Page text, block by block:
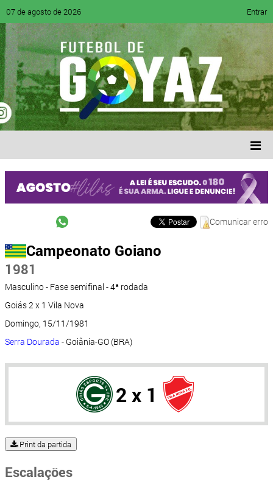
07 de agosto de 2026 Entrar
Comunicar erro
Campeonato Goiano
1981
Masculino - Fase semifinal - 4ª rodada
Goiás 2 x 1 Vila Nova
Domingo, 15/11/1981
Serra Dourada - Goiânia-GO (BRA)
2 x 1
Print da partida
Escalações